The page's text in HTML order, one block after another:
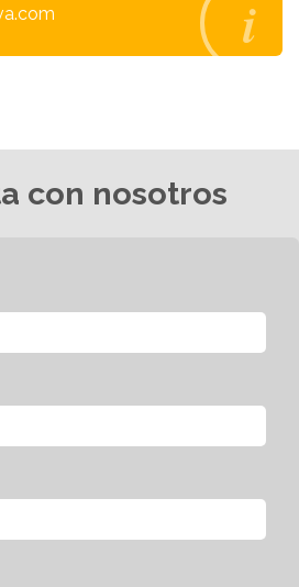
con nosotros